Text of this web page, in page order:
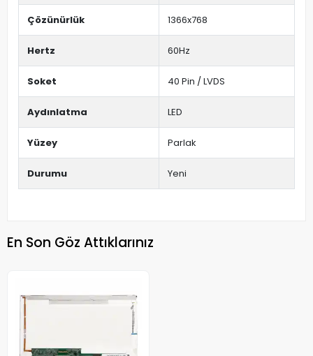
Çözünürlük 1366x768
Hertz 60Hz
Soket 40 Pin / LVDS
Aydınlatma LED
Yüzey Parlak
Durumu Yeni
En Son Göz Attıklarınız